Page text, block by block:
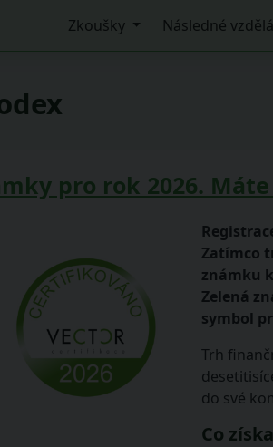
Zkoušky Následné
pro rok 2026. Máte
Zatímco
známku
Zelená
symbol
Trh
do své
Co